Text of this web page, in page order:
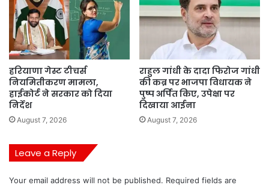
हरियाणा गेस्ट टीचर्स
नियमितीकरण मामला,
हाईकोर्ट ने सरकार को दिया
निर्देश
August 7, 2026
राहुल गांधी के दादा फिरोज गांधी
की कब्र पर भाजपा विधायक ने
पुष्प अर्पित किए, उपेक्षा पर
दिखाया आईना
August 7, 2026
Leave a Reply
Your email address will not be published. Required fields are